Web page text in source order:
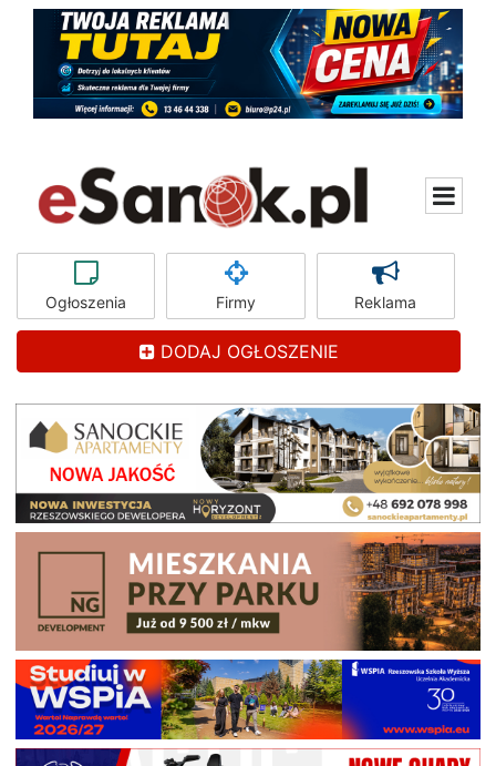
Ogłoszenia Firmy Reklama
DODAJ OGŁOSZENIE